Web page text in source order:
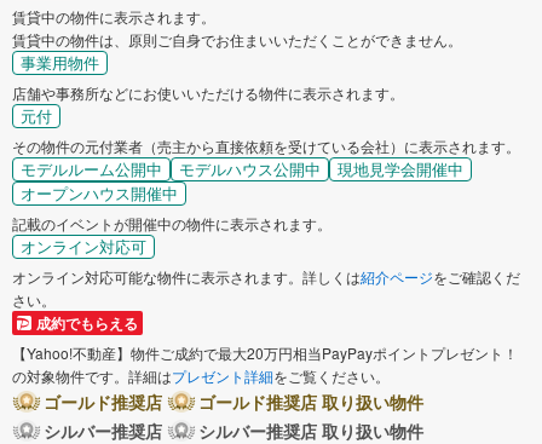
賃貸中の物件に表示されます。
賃貸中の物件は、原則ご自身でお住まいいただくことができません。
事業用物件
店舗や事務所などにお使いいただける物件に表示されます。
元付
その物件の元付業者（売主から直接依頼を受けている会社）に表示されます。
モデルルーム公開中 モデルハウス公開中
現地見学会開催中
オープンハウス開催中
記載のイベントが開催中の物件に表示されます。
オンライン対応可
オンライン対応可能な物件に表示されます。詳しくは紹介ページをご確認くだ
さい。
成約でもらえる
【Yahoo!不動産】物件ご成約で最大20万円相当PayPayポイントプレゼント！
の対象物件です。詳細はプレゼント詳細をご覧ください。
ゴールド推奨店
ゴールド推奨店 取り扱い物件
シルバー推奨店
シルバー推奨店 取り扱い物件